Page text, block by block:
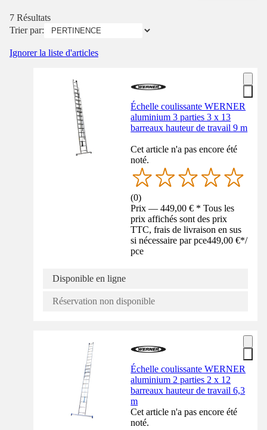
7 Résultats
Trier par:
Ignorer la liste d'articles
Échelle coulissante WERNER
aluminium 3 parties 3 x 13
barreaux hauteur de travail 9 m
Cet article n'a pas encore été
noté.
(0)
Prix — 449,00 € * Tous les
prix affichés sont des prix
TTC, frais de livraison en sus
si nécessaire par pce449,00 €*/
pce
Disponible en ligne
Réservation non disponible
Échelle coulissante WERNER
aluminium 2 parties 2 x 12
barreaux hauteur de travail 6,3
m
Cet article n'a pas encore été
noté.